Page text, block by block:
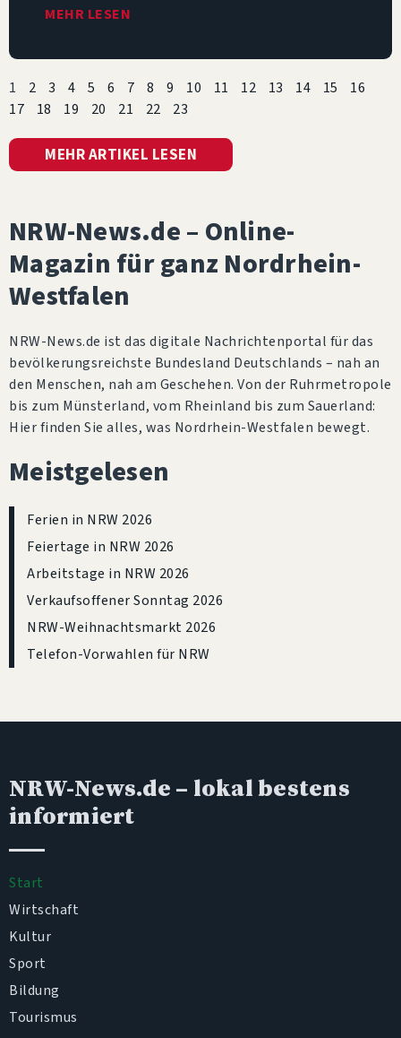
MEHR LESEN
1 2 3 4 5 6 7 8 9 10 11 12 13 14 15
16
17
18 19 20 21 22 23
MEHR ARTIKEL LESEN
NRW-News.de – Online-
Magazin für ganz Nordrhein-
Westfalen
NRW-News.de ist das digitale Nachrichtenportal für das
bevölkerungsreichste Bundesland Deutschlands – nah an
den Menschen, nah am Geschehen. Von der Ruhrmetropole
bis zum Münsterland, vom Rheinland bis zum Sauerland:
Hier finden Sie alles, was Nordrhein-Westfalen bewegt.
Meistgelesen
Ferien in NRW 2026
Feiertage in NRW 2026
Arbeitstage in NRW 2026
Verkaufsoffener Sonntag 2026
NRW-Weihnachtsmarkt 2026
Telefon-Vorwahlen für NRW
NRW-News.de – lokal bestens
informiert
Start
Wirtschaft
Kultur
Sport
Bildung
Tourismus